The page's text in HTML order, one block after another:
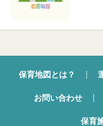
保育地図とは？
お問い合わせ
保育